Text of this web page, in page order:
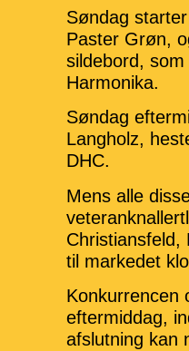
Søndag
Paster Grøn,
sildebord,
Harmonika.
Søndag
Langholz,
DHC.
Mens alle
til markedet
Konkurrencen
eftermiddag,
afslutning kan